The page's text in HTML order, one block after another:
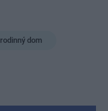
rodinný dom